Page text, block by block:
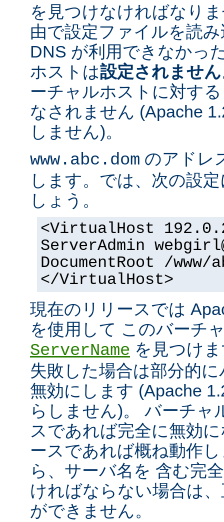
を見つけなければなり
由で設定ファイルを読
DNS が利用できなかっ
ホストは設定されません
ーチャルホストに対す
なされません (Apache
しません)。
www.abc.dom のアドレ
します。では、次の設
しょう。
<VirtualHost
ServerAdmin
DocumentRoot /www/
</VirtualHost>
現在のリリースでは
を使用して このバーチ
ServerName を見つけ
失敗した場合は部分的
無効にします (Apache
らしません)。 バーチャ
スであれば完全に無効
ースであれば概ね動作
ら、サーバ名を 含む完
ければならない場合は
ができません。